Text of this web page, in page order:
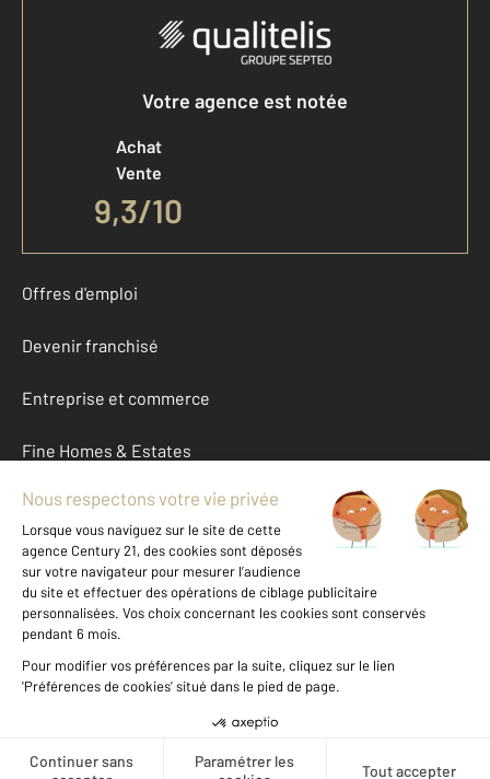
Votre agence est notée
Achat
Vente
9,3/10
Offres d'emploi
Devenir franchisé
Entreprise et commerce
Fine Homes & Estates
À propos
International
Nous contacter
Données personnelles
Gestionnaire des cookies